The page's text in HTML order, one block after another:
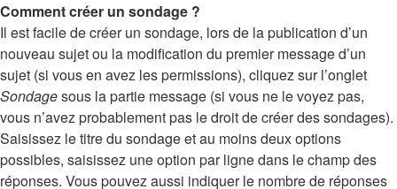
Comment créer un sondage ?
Il est facile de créer un sondage, lors de la publication d’un
nouveau sujet ou la modification du premier message d’un
sujet (si vous en avez les permissions), cliquez sur l’onglet
Sondagesous la partie message (si vous ne le voyez pas,
vous n’avez probablement pas le droit de créer des sondages).
Saisissez le titre du sondage et au moins deux options
possibles, saisissez une option par ligne dans le champ des
réponses. Vous pouvez aussi indiquer le nombre de réponses